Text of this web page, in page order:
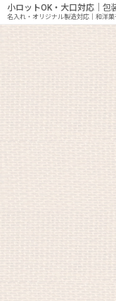
小ロットOK・大口対応 ｜
名入れ・オリジナル製造対応｜和洋